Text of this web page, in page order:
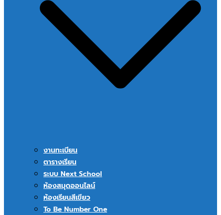
งานทะเบียน
ตารางเรียน
ระบบ Next School
ห้องสมุดออนไลน์
ห้องเรียนสีเขียว
To Be Number One